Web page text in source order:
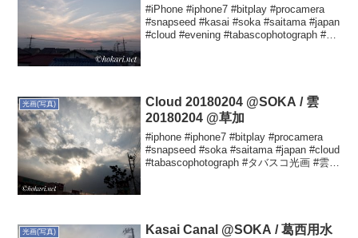
#iPhone #iphone7 #bitplay #procamera
#snapseed #kasai #soka #saitama #japan
#cloud #evening #tabascophotograph #タ
光画(写真)
Cloud 20180204 @SOKA / 雲
20180204 @草加
#iphone #iphone7 #bitplay #procamera
#snapseed #soka #saitama #japan #cloud
#tabascophotograph #タバスコ光画 #雲
光画(写真)
Kasai Canal @SOKA / 葛西用水